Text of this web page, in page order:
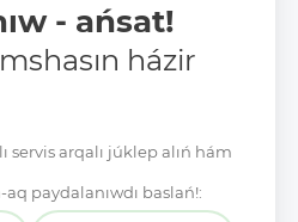
- ańsat!
házir
servis arqalı júklep alıń hám
paydalanıwdı baslań!: